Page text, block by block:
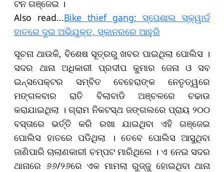
ଟନ ଗଞ୍ଜେଇ ।
​​​​​​​Also read...Bike thief gang: ସ୍ପେଶାଲ ସ୍କ୍ୱାର୍ଡ
ହାତରେ ଦୁଇ ଅଭିଯୁକ୍ତ, ସ୍କାନରରେ ଆହୁରି
ସୂଚନା ଥାଉକି, ବିଶେଷ ସୂତ୍ରରୁ ଖବର ପାଇଥିଲା ପୋଲିସ ।
ସଦର ଥାନା ଅଧିକାରୀ ପ୍ରଦୀପ କୁମାର ଜେନା ଓ ସବ
ଇନ୍ସପେକ୍ଟର ସମ୍ବିତ ବେହେରାଙ୍କ ନେତୃତ୍ୱରେ
ମଙ୍ଗଳବାର ରାତି ବିଲାବାଡି ଅଞ୍ଚଳରେ ଚଢାଉ
କରାଯାଇଥିଲା । ଗ୍ରାମ ନିକଟସ୍ଥ ଜଙ୍ଗଲରେ ପ୍ରାୟ ୨୦୦
ବସ୍ତାରେ ଭର୍ତ୍ତି କରି ରଖା ଯାଇଥିବା ଏହି ଗଞ୍ଜେଇ
ପୋଲିସ ହାତରେ ପଡିଥିଲା । ତେବେ ପୋଲିସ ଆସୁଥିବା
ଜାଣିପାରି ଚାଲାଣକାରୀ ଚମ୍ପଟ ମାରିଥିଲେ । ଏ ନେଇ ସଦର
ଥାନାରେ ୬୬/୨୬ରେ ଏକ ମାମଲା ରୁଜ୍ଜୁ ହୋଇଥିବା ଥାନା